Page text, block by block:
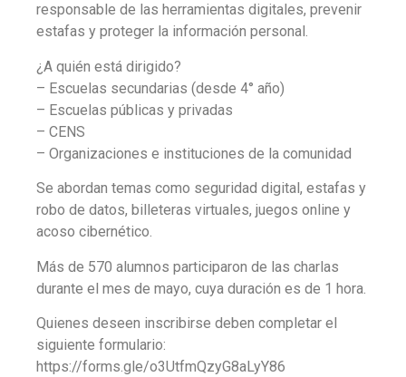
responsable de las herramientas digitales, prevenir
estafas y proteger la información personal.
¿A quién está dirigido?
– Escuelas secundarias (desde 4° año)
– Escuelas públicas y privadas
– CENS
– Organizaciones e instituciones de la comunidad
Se abordan temas como seguridad digital, estafas y
robo de datos, billeteras virtuales, juegos online y
acoso cibernético.
Más de 570 alumnos participaron de las charlas
durante el mes de mayo, cuya duración es de 1 hora.
Quienes deseen inscribirse deben completar el
siguiente formulario:
https://forms.gle/o3UtfmQzyG8aLyY86